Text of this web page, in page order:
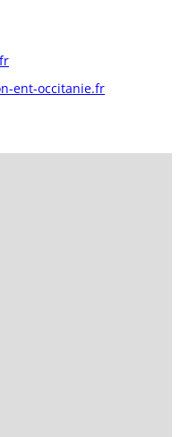
ent-occitanie.fr